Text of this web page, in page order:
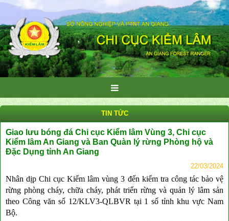
TIN TỨC
Giao lưu bóng đá Chi cục Kiểm lâm Vùng 3, Chi cục
Kiểm lâm An Giang và Ban Quàn lý rừng Phòng hộ và
Đặc Dụng tỉnh An Giang
22/03/2024
Nhân dịp Chi cục Kiểm lâm vùng 3 đến kiểm tra công tác bảo vệ
rừng phòng cháy, chữa cháy, phát triển rừng và quản lý lâm sản
theo Công văn số 12/KLV3-QLBVR tại 1 số tỉnh khu vực Nam
Bộ.